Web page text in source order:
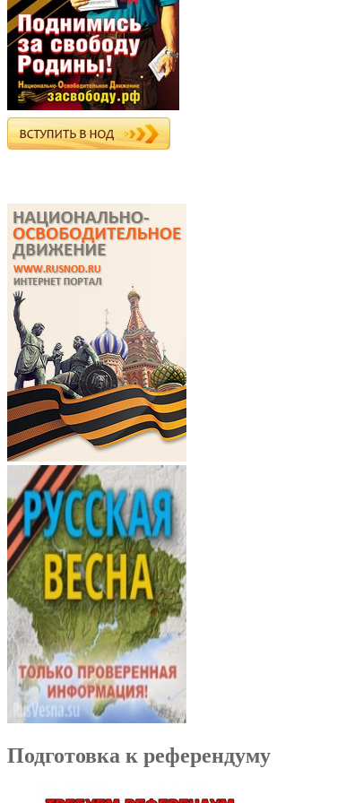
Подготовка к референдуму